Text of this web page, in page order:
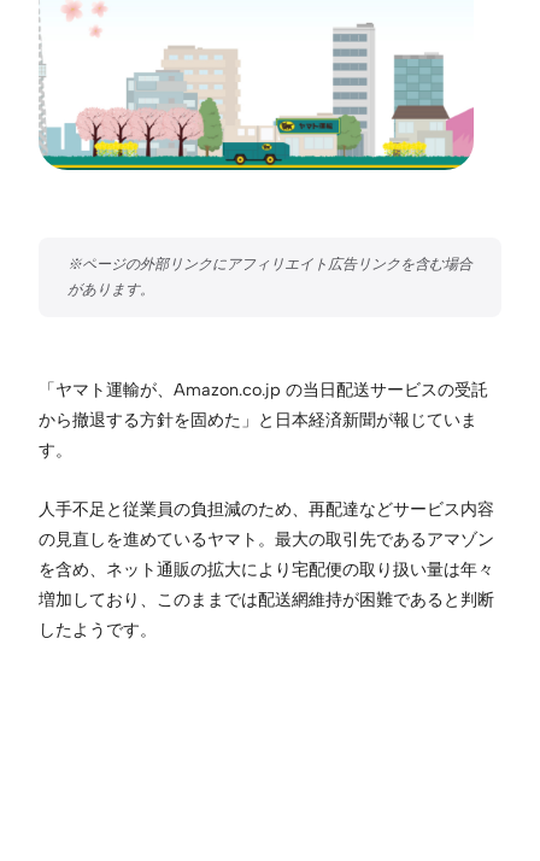
「ヤマト運輸が、Amazon.co.jp の当日配送サービスの受託
から撤退する方針を固めた」と日本経済新聞が報じていま
す。
人手不足と従業員の負担減のため、再配達などサービス内容
の見直しを進めているヤマト。最大の取引先であるアマゾン
を含め、ネット通販の拡大により宅配便の取り扱い量は年々
増加しており、このままでは配送網維持が困難であると判断
したようです。